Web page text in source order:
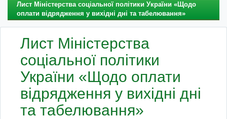
Лист Міністерства соціальної політики України «Щодо
оплати відрядження у вихідні дні та табелювання»
Лист Міністерства
соціальної політики
України «Щодо оплати
відрядження у вихідні дні
та табелювання»